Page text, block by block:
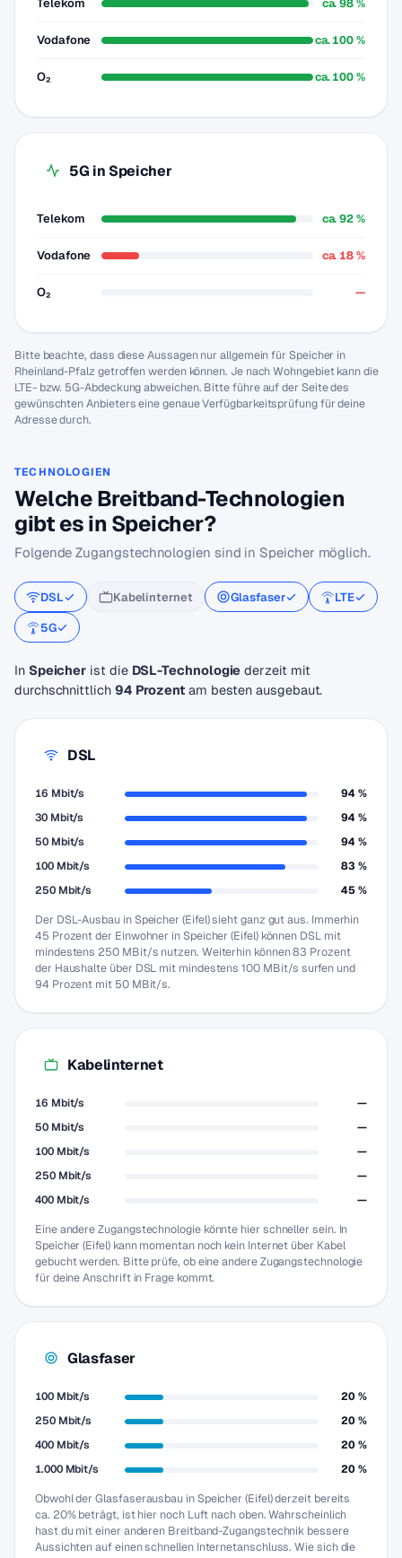
Telekom ca. 98 %
Vodafone ca. 100 %
O₂ ca. 100 %
5G in Speicher
Telekom ca. 92 %
Vodafone ca. 18 %
O₂ —
Bitte beachte, dass diese Aussagen nur allgemein für Speicher in
Rheinland-Pfalz getroffen werden können. Je nach Wohngebiet kann die
LTE- bzw. 5G-Abdeckung abweichen. Bitte führe auf der Seite des
gewünschten Anbieters eine genaue Verfügbarkeitsprüfung für deine
Adresse durch.
TECHNOLOGIEN
Welche Breitband-Technologien
gibt es in Speicher?
Folgende Zugangstechnologien sind in Speicher möglich.
DSL Kabelinternet Glasfaser
LTE
5G
In Speicher ist die DSL-Technologie derzeit mit
durchschnittlich 94 Prozentam besten ausgebaut.
DSL
16 Mbit/s
94 %
30 Mbit/s
94 %
50 Mbit/s
94 %
100 Mbit/s
83 %
250 Mbit/s
45 %
Der DSL-Ausbau in Speicher (Eifel) sieht ganz gut aus. Immerhin
45 Prozent der Einwohner in Speicher (Eifel) können DSL mit
mindestens 250 MBit/s nutzen. Weiterhin können 83 Prozent
der Haushalte über DSL mit mindestens 100 MBit/s surfen und
94 Prozent mit 50 MBit/s.
Kabelinternet
16 Mbit/s
—
50 Mbit/s
—
100 Mbit/s
—
250 Mbit/s
—
400 Mbit/s
—
Eine andere Zugangstechnologie könnte hier schneller sein. In
Speicher (Eifel) kann momentan noch kein Internet über Kabel
gebucht werden. Bitte prüfe, ob eine andere Zugangstechnologie
für deine Anschrift in Frage kommt.
Glasfaser
100 Mbit/s
20 %
250 Mbit/s
20 %
400 Mbit/s
20 %
1.000 Mbit/s
20 %
Obwohl der Glasfaserausbau in Speicher (Eifel) derzeit bereits
ca. 20% beträgt, ist hier noch Luft nach oben. Wahrscheinlich
hast du mit einer anderen Breitband-Zugangstechnik bessere
Aussichten auf einen schnellen Internetanschluss. Wie sich die